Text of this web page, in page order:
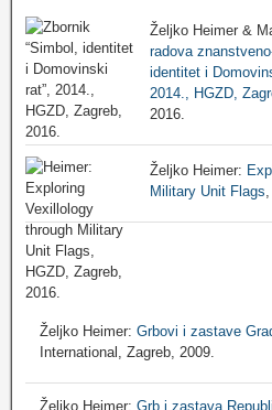
Željko Heimer &
radova
identitet i
2014., HGZD,
2016.
Željko Heimer:
Military Unit Flags
Željko Heimer: Grbovi i zastave
International, Zagreb, 2009.
Željko Heimer: Grb i zastava